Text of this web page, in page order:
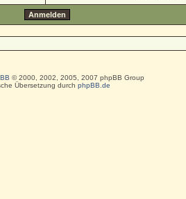
© 2000, 2002, 2005, 2007 phpBB Group
Übersetzung durch phpBB.de